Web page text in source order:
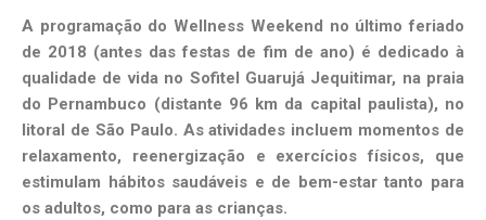
A programação do Wellness Weekend no último feriado
de 2018 (antes das festas de fim de ano) é dedicado à
qualidade de vida no Sofitel Guarujá Jequitimar, na praia
do Pernambuco (distante 96 km da capital paulista), no
litoral de São Paulo. As atividades incluem momentos de
relaxamento, reenergização e exercícios físicos, que
estimulam hábitos saudáveis e de bem-estar tanto para
os adultos, como para as crianças.